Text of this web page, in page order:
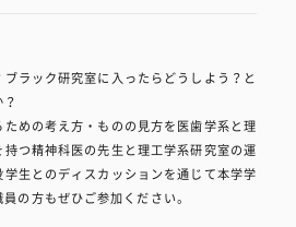
ラック研究室に入ったらどうしよう？と
めの考え方・ものの見方を医歯学系と理
つ精神科医の先生と理工学系研究室の運
生とのディスカッションを通じて本学学
の方もぜひご参加ください。